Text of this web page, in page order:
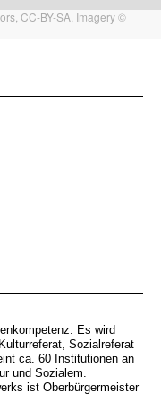
CC-BY-SA , Imagery ©
Es wird
Sozialreferat
ca. 60 Institutionen an
und Sozialem.
ist Oberbürgermeister